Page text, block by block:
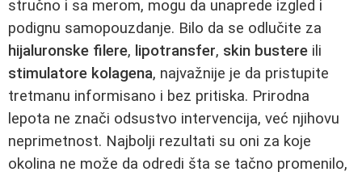
stručno i sa merom, mogu da unaprede izgled i
podignu samopouzdanje. Bilo da se odlučite za
hijaluronske filere, lipotransfer, skin bustere ili
stimulatore kolagena, najvažnije je da pristupite
tretmanu informisano i bez pritiska. Prirodna
lepota ne znači odsustvo intervencija, već njihovu
neprimetnost. Najbolji rezultati su oni za koje
okolina ne može da odredi šta se tačno promenilo,